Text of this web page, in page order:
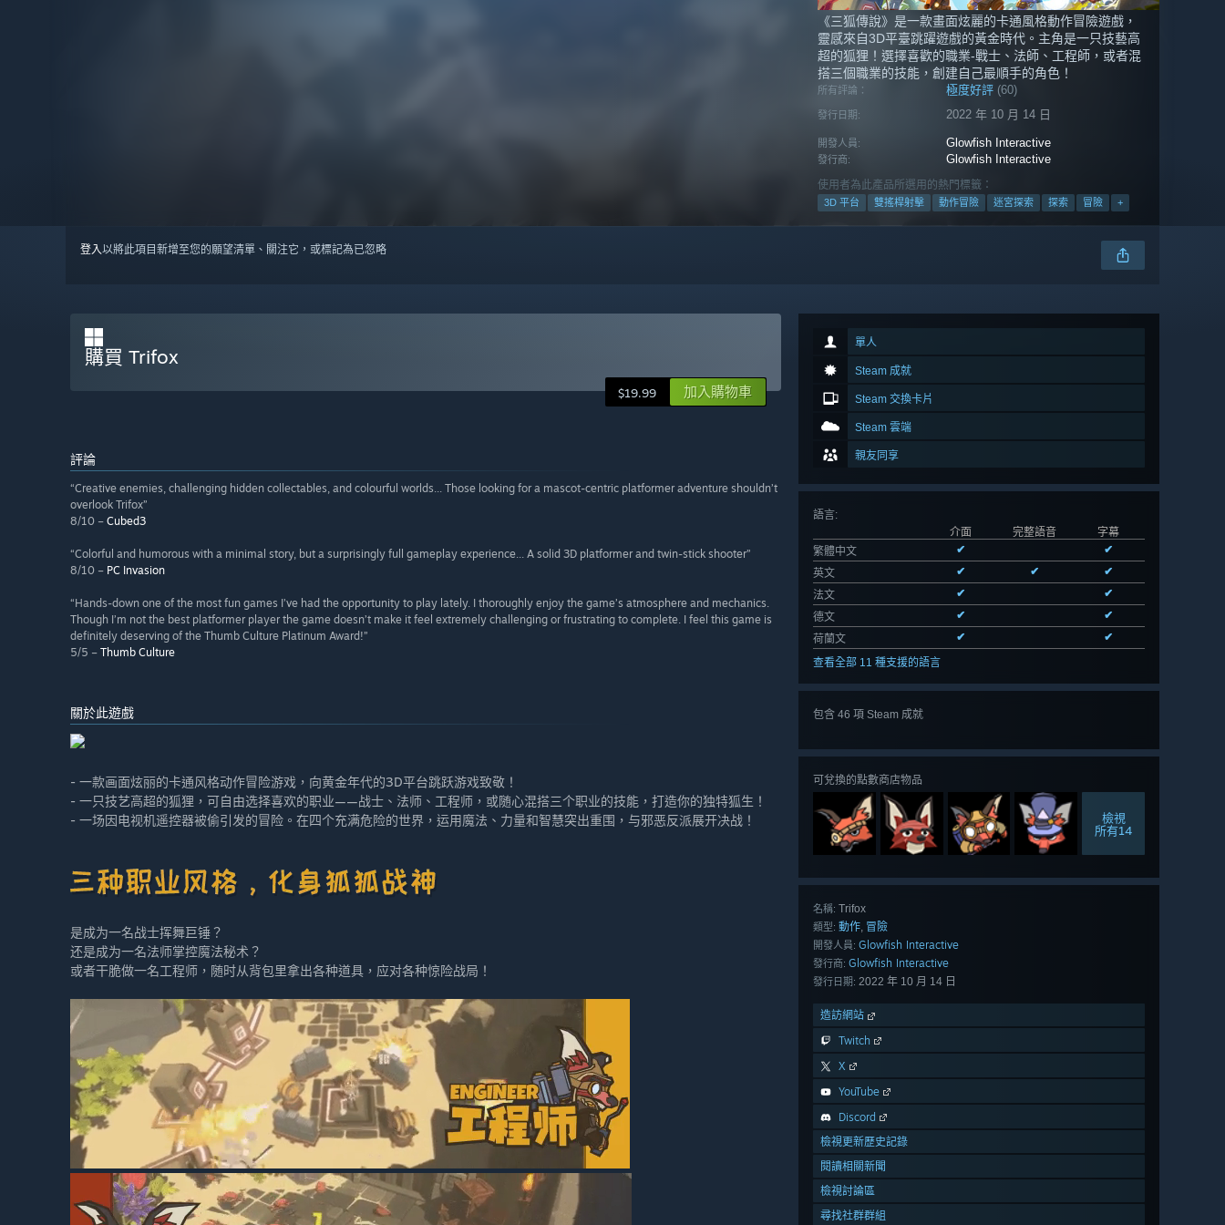
《三狐傳說》是一款畫面炫麗的卡通風格動作冒險遊戲，
靈感來自3D平臺跳躍遊戲的黃金時代。主角是一只技藝高
超的狐狸！選擇喜歡的職業-戰士、法師、工程師，或者混
搭三個職業的技能，創建自己最順手的角色！
所有評論： 極度好評 (60)
發行日期: 2022 年 10 月 14 日
開發人員: Glowfish Interactive
發行商: Glowfish Interactive
使用者為此產品所選用的熱門標籤：
3D 平台 雙搖桿射擊 動作冒險 迷宮探索 探索 冒險 +
登入以將此項目新增至您的願望清單、關注它，或標記為已忽略
單人
Steam 成就
Steam 交換卡片
Steam 雲端
親友同享
語言:
介面
完整語音
字幕
繁體中文
✔
✔
英文
✔ ✔
✔
法文
✔
✔
德文
✔
✔
荷蘭文
✔
✔
查看全部 11 種支援的語言
包含 46 項 Steam 成就
可兌換的點數商店物品
檢視
所有14
名稱: Trifox
類型: 動作, 冒險
開發人員: Glowfish Interactive
發行商: Glowfish Interactive
發行日期: 2022 年 10 月 14 日
造訪網站
Twitch
X
YouTube
Discord
檢視更新歷史記錄
閱讀相關新聞
檢視討論區
尋找社群群組
購買 Trifox
$19.99 加入購物車
評論
“Creative enemies, challenging hidden collectables, and colourful worlds... Those looking for a mascot-centric platformer adventure shouldn’t
overlook Trifox”
8/10 – Cubed3
“Colorful and humorous with a minimal story, but a surprisingly full gameplay experience... A solid 3D platformer and twin-stick shooter”
8/10 – PC Invasion
“Hands-down one of the most fun games I’ve had the opportunity to play lately. I thoroughly enjoy the game’s atmosphere and mechanics.
Though I’m not the best platformer player the game doesn’t make it feel extremely challenging or frustrating to complete. I feel this game is
definitely deserving of the Thumb Culture Platinum Award!”
5/5 – Thumb Culture
關於此遊戲
- 一款画面炫丽的卡通风格动作冒险游戏，向黄金年代的3D平台跳跃游戏致敬！
- 一只技艺高超的狐狸，可自由选择喜欢的职业——战士、法师、工程师，或随心混搭三个职业的技能，打造你的独特狐生！
- 一场因电视机遥控器被偷引发的冒险。在四个充满危险的世界，运用魔法、力量和智慧突出重围，与邪恶反派展开决战！
是成为一名战士挥舞巨锤？
还是成为一名法师掌控魔法秘术？
或者干脆做一名工程师，随时从背包里拿出各种道具，应对各种惊险战局！